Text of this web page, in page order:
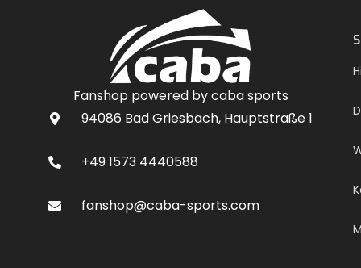
Fanshop powered by caba sports
94086 Bad Griesbach, Hauptstraße 1
+49 1573 4440588
fanshop@caba-sports.com